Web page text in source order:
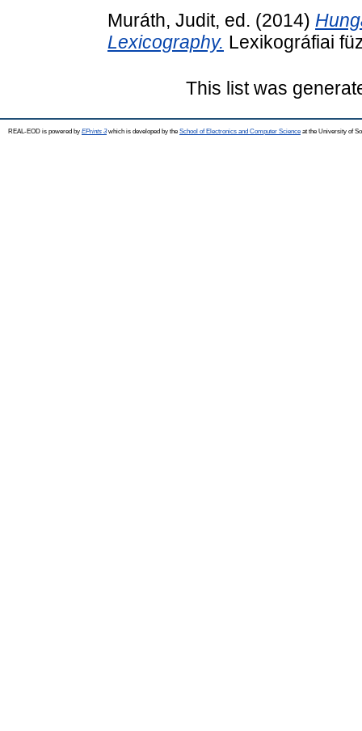
Muráth, Judit, ed. (2014)
Lexicography. Lexikográfiai
This list was
REAL-EOD is powered by EPrints 3which is developed by the School of Electronics and Computer Science at the University of